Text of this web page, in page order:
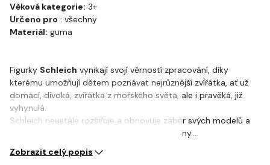
Věková kategorie: 3+
Určeno pro : všechny
Materiál: guma
Figurky Schleich vynikají svojí věrností zpracování, díky
kterému umožňují dětem poznávat nejrůznější zvířátka, ať už
domácí, divoká, zvířátka z mořského světa, ale i pravěká, již
vyhynulá.
Schleich neustále rozšiřuje a obnovuje záběr svých modelů a
starší, méně kvalitní modely jsou nahrazovány…
Zobrazit celý popis